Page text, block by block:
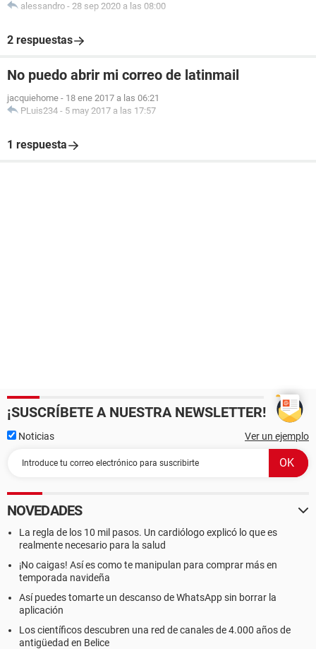
alessandro - 28 sep 2020 a las 08:00
2 respuestas
No puedo abrir mi correo de latinmail
jacquiehome - 18 ene 2017 a las 06:21
PLuis234 - 5 may 2017 a las 17:57
1 respuesta
¡SUSCRÍBETE A NUESTRA NEWSLETTER!
Noticias Ver un ejemplo
NOVEDADES
La regla de los 10 mil pasos. Un cardiólogo explicó lo que es
realmente necesario para la salud
¡No caigas! Así es como te manipulan para comprar más en
temporada navideña
Así puedes tomarte un descanso de WhatsApp sin borrar la
aplicación
Los científicos descubren una red de canales de 4.000 años de
antigüedad en Belice